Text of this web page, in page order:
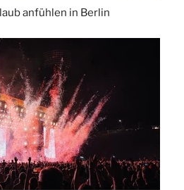
anfühlen in Berlin